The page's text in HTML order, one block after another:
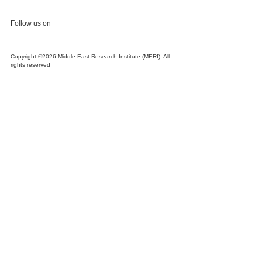
Follow us on
Copyright ©2026 Middle East Research Institute (MERI). All
rights reserved